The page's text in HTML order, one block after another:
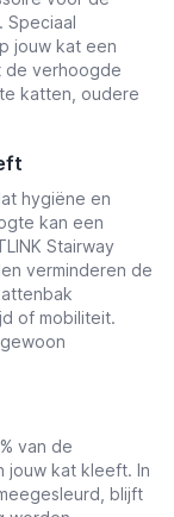
Speciaal
jouw kat een
de verhoogde
katten, oudere
hygiëne en
kan een
Stairway
verminderen de
of mobiliteit.
van de
jouw kat kleeft. In
blijft